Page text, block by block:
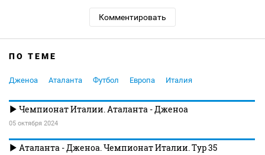
Комментировать
ПО ТЕМЕ
Дженоа Аталанта Футбол Европа Италия
Чемпионат Италии. Аталанта - Дженоа
05 октября 2024
Аталанта - Дженоа. Чемпионат Италии. Тур 35